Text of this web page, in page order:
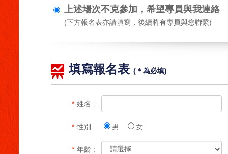
上述場次不克參加，希望專員與我連絡
(下方報名表亦請填寫，後續將有專員與您聯繫)
填寫報名表 (＊為必填)
* 姓名 :
* 性別 : 男 女
* 年齡 :